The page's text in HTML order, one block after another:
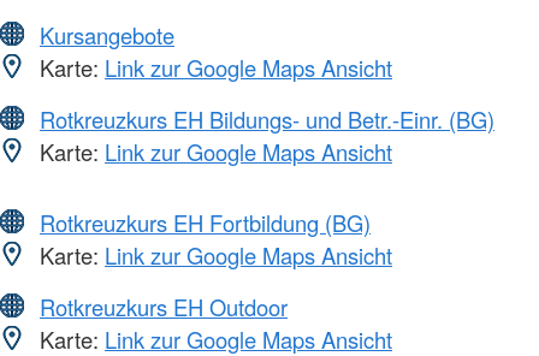
Kursangebote
Karte: Link zur Google Maps Ansicht
Rotkreuzkurs EH Bildungs- und Betr.-Einr. (BG)
Karte: Link zur Google Maps Ansicht
Rotkreuzkurs EH Fortbildung (BG)
Karte: Link zur Google Maps Ansicht
Rotkreuzkurs EH Outdoor
Karte: Link zur Google Maps Ansicht